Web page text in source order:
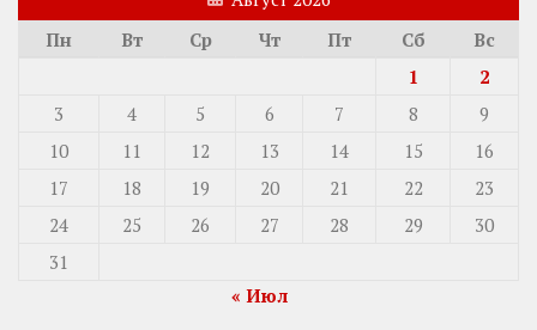
Пн
Вт Ср Чт Пт Сб
Вс
1
2
3
4 5 6 7 8
9
10
11 12 13 14 15
16
17
18 19 20 21 22
23
24
25 26 27 28 29
30
31
« Июл